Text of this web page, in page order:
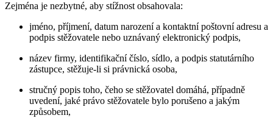
Zejména je nezbytné, aby stížnost obsahovala:
jméno, příjmení, datum narození a kontaktní poštovní adresu a
podpis stěžovatele nebo uznávaný elektronický podpis,
název firmy, identifikační číslo, sídlo, a podpis statutárního
zástupce, stěžuje-li si právnická osoba,
stručný popis toho, čeho se stěžovatel domáhá, případně
uvedení, jaké právo stěžovatele bylo porušeno a jakým
způsobem,